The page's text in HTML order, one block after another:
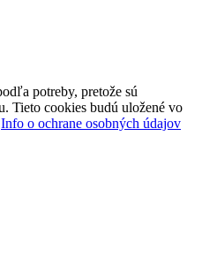
potreby, pretože sú
Tieto cookies budú uložené vo
Info o ochrane osobných údajov